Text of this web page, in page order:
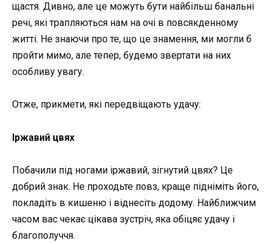
щастя. Дивно, але це можуть бути найбільш банальні
речі, які трапляються нам на очі в повсякденному
житті. Не знаючи про те, що це знамення, ми могли б
пройти мимо, але тепер, будемо звертати на них
особливу увагу.
Отже, прикмети, які передвіщають удачу:
Іржавий цвях
Побачили під ногами іржавий, зігнутий цвях? Це
добрий знак. Не проходьте повз, краще підніміть його,
покладіть в кишеню і віднесіть додому. Найближчим
часом вас чекає цікава зустріч, яка обіцяє удачу і
благополуччя.